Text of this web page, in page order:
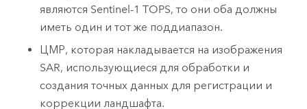
являются Sentinel-1 TOPS, то они оба должны
иметь один и тот же поддиапазон.
ЦМР, которая накладывается на изображения
SAR, использующиеся для обработки и
создания точных данных для регистрации и
коррекции ландшафта.